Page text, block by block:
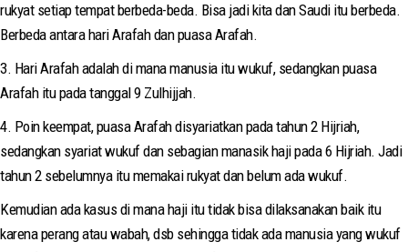
rukyat setiap tempat berbeda-beda. Bisa jadi kita dan Saudi itu berbeda.
Berbeda antara hari Arafah dan puasa Arafah.
3. Hari Arafah adalah di mana manusia itu wukuf, sedangkan puasa
Arafah itu pada tanggal 9 Zulhijjah.
4. Poin keempat, puasa Arafah disyariatkan pada tahun 2 Hijriah,
sedangkan syariat wukuf dan sebagian manasik haji pada 6 Hijriah. Jadi
tahun 2 sebelumnya itu memakai rukyat dan belum ada wukuf.
Kemudian ada kasus di mana haji itu tidak bisa dilaksanakan baik itu
karena perang atau wabah, dsb sehingga tidak ada manusia yang wukuf